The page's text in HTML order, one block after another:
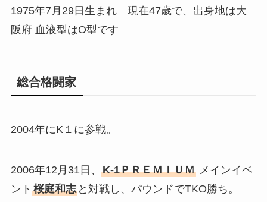
1975年7月29日生まれ 現在47歳で、出身地は大
阪府 血液型はO型です
総合格闘家
2004年にK１に参戦。
2006年12月31日、 K-1ＰＲＥＭＩＵＭ メインイベ
ント 桜庭和志と対戦し、パウンドでTKO勝ち。